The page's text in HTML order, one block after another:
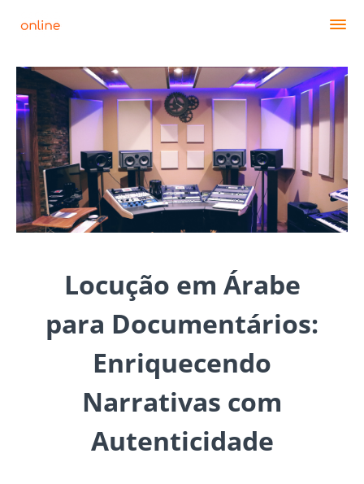
Locução em Árabe
para Documentários:
Enriquecendo
Narrativas com
Autenticidade